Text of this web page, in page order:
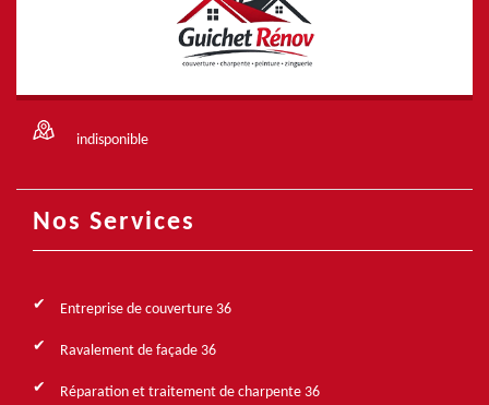
indisponible
Nos Services
Entreprise de couverture 36
Ravalement de façade 36
Réparation et traitement de charpente 36